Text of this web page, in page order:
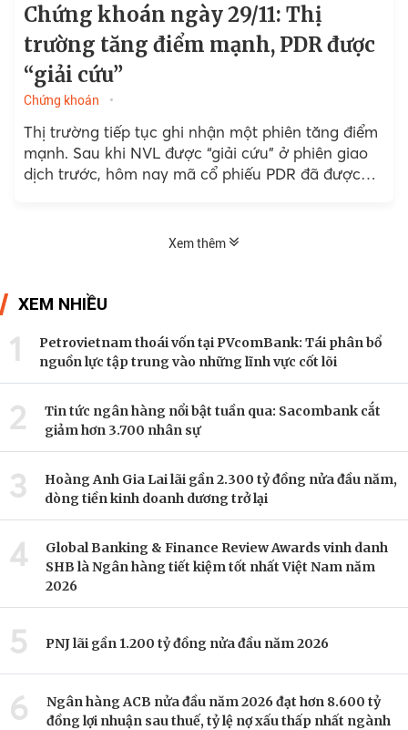
Chứng khoán ngày 29/11: Thị
trường tăng điểm mạnh, PDR được
“giải cứu”
Chứng khoán
Thị trường tiếp tục ghi nhận một phiên tăng điểm
mạnh. Sau khi NVL được “giải cứu” ở phiên giao
dịch trước, hôm nay mã cổ phiếu PDR đã được
Xem thêm
XEM NHIỀU
1
Petrovietnam thoái vốn tại PVcomBank: Tái phân bổ
nguồn lực tập trung vào những lĩnh vực cốt lõi
2
Tin tức ngân hàng nổi bật tuần qua: Sacombank cắt
giảm hơn 3.700 nhân sự
3
Hoàng Anh Gia Lai lãi gần 2.300 tỷ đồng nửa đầu năm,
dòng tiền kinh doanh dương trở lại
4
Global Banking & Finance Review Awards vinh danh
SHB là Ngân hàng tiết kiệm tốt nhất Việt Nam năm
2026
5 PNJ lãi gần 1.200 tỷ đồng nửa đầu năm 2026
6
Ngân hàng ACB nửa đầu năm 2026 đạt hơn 8.600 tỷ
đồng lợi nhuận sau thuế, tỷ lệ nợ xấu thấp nhất ngành